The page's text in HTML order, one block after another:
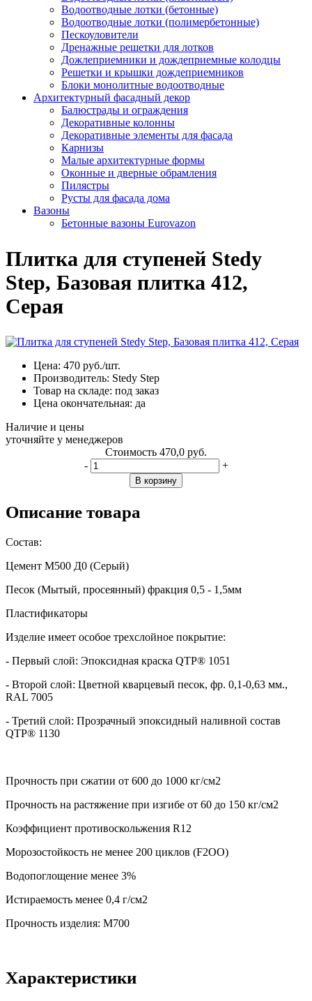
Водоотводные лотки (бетонные)
Водоотводные лотки (полимербетонные)
Пескоуловители
Дренажные решетки для лотков
Дожлеприемники и дождеприемные колодцы
Решетки и крышки дождеприемников
Блоки монолитные водоотводные
Архитектурный фасадный декор
Балюстрады и ограждения
Декоративные колонны
Декоративные элементы для фасада
Карнизы
Малые архитектурные формы
Оконные и дверные обрамления
Пилястры
Русты для фасада дома
Вазоны
Бетонные вазоны Eurovazon
Плитка для ступеней Stedy
Step, Базовая плитка 412,
Серая
Цена: 470 руб./шт.
Производитель: Stedy Step
Товар на складе: под заказ
Цена окончательная: да
Наличие и цены
уточняйте у менеджеров
Стоимость 470,0 руб.
-
+
В корзину
Описание товара
Состав:
Цемент М500 Д0 (Серый)
Песок (Мытый, просеянный) фракция 0,5 - 1,5мм
Пластификаторы
Изделие имеет особое трехслойное покрытие:
- Первый слой: Эпоксидная краска QTP® 1051
- Второй слой: Цветной кварцевый песок, фр. 0,1-0,63 мм.,
RAL 7005
- Третий слой: Прозрачный эпоксидный наливной состав
QTP® 1130
Прочность при сжатии от 600 до 1000 кг/см2
Прочность на растяжение при изгибе от 60 до 150 кг/см2
Коэффициент противоскольжения R12
Морозостойкость не менее 200 циклов (F2ОО)
Водопоглощение менее 3%
Истираемость менее 0,4 г/см2
Прочность изделия: М700
Характеристики